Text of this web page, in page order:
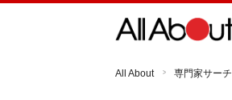
All About 専門家サーチ